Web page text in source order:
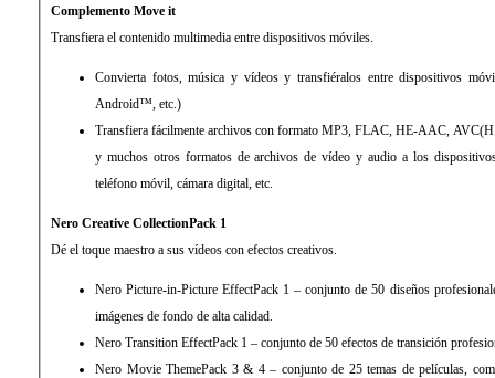
Complemento Move it
Transfiera el contenido multimedia entre dispositivos móviles.
Convierta fotos, música y vídeos y transfiéralos entre dispositivos
Android™, etc.)
Transfiera fácilmente archivos con formato MP3, FLAC, HE-AAC,
y muchos otros formatos de archivos de vídeo y audio a los
teléfono móvil, cámara digital, etc.
Nero Creative CollectionPack 1
Dé el toque maestro a sus vídeos con efectos creativos.
Nero Picture-in-Picture EffectPack 1 – conjunto de 50 diseños
imágenes de fondo de alta calidad.
Nero Transition EffectPack 1 – conjunto de 50 efectos de transición
Nero Movie ThemePack 3 & 4 – conjunto de 25 temas de películas,